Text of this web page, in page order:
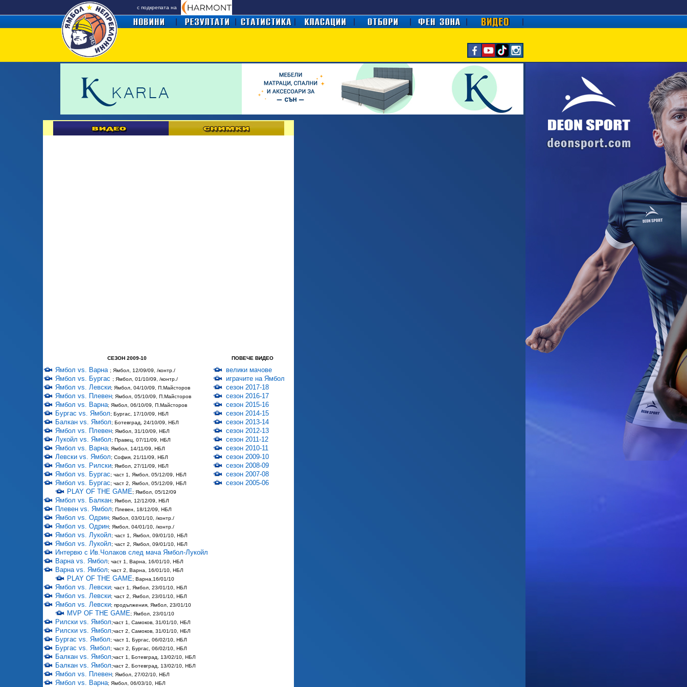
с подкрепата на
СЕЗОН 2009-10
Ямбол vs. Варна ; Ямбол, 12/09/09, /контр./
Ямбол vs. Бургас ; Ямбол, 01/10/09, /контр./
Ямбол vs. Левски; Ямбол, 04/10/09, П.Майсторов
Ямбол vs. Плевен; Ямбол, 05/10/09, П.Майсторов
Ямбол vs. Варна; Ямбол, 06/10/09, П.Майсторов
Бургас vs. Ямбол; Бургас, 17/10/09, НБЛ
Балкан vs. Ямбол; Ботевград, 24/10/09, НБЛ
Ямбол vs. Плевен; Ямбол, 31/10/09, НБЛ
Лукойл vs. Ямбол; Правец, 07/11/09, НБЛ
Ямбол vs. Варна; Ямбол, 14/11/09, НБЛ
Левски vs. Ямбол; София, 21/11/09, НБЛ
Ямбол vs. Рилски; Ямбол, 27/11/09, НБЛ
Ямбол vs. Бургас; част 1, Ямбол, 05/12/09, НБЛ
Ямбол vs. Бургас; част 2, Ямбол, 05/12/09, НБЛ
PLAY OF THE GAME; Ямбол, 05/12/09
Ямбол vs. Балкан; Ямбол, 12/12/09, НБЛ
Плевен vs. Ямбол; Плевен, 18/12/09, НБЛ
Ямбол vs. Одрин; Ямбол, 03/01/10, /контр./
Ямбол vs. Одрин; Ямбол, 04/01/10, /контр./
Ямбол vs. Лукойл; част 1, Ямбол, 09/01/10, НБЛ
Ямбол vs. Лукойл; част 2, Ямбол, 09/01/10, НБЛ
Интервю с Ив.Чолаков след мача Ямбол-Лукойл
Варна vs. Ямбол; част 1, Варна, 16/01/10, НБЛ
Варна vs. Ямбол; част 2, Варна, 16/01/10, НБЛ
PLAY OF THE GAME; Варна,16/01/10
Ямбол vs. Левски; част 1, Ямбол, 23/01/10, НБЛ
Ямбол vs. Левски; част 2, Ямбол, 23/01/10, НБЛ
Ямбол vs. Левски; продължения, Ямбол, 23/01/10
MVP OF THE GAME; Ямбол, 23/01/10
Рилски vs. Ямбол;част 1, Самоков, 31/01/10, НБЛ
Рилски vs. Ямбол;част 2, Самоков, 31/01/10, НБЛ
Бургас vs. Ямбол; част 1, Бургас, 06/02/10, НБЛ
Бургас vs. Ямбол; част 2, Бургас, 06/02/10, НБЛ
Балкан vs. Ямбол;част 1, Ботевград, 13/02/10, НБЛ
Балкан vs. Ямбол;част 2, Ботевград, 13/02/10, НБЛ
Ямбол vs. Плевен; Ямбол, 27/02/10, НБЛ
Ямбол vs. Варна; Ямбол, 06/03/10, НБЛ
ПОВЕЧЕ ВИДЕО
велики мачове
играчите на Ямбол
сезон 2017-18
сезон 2016-17
сезон 2015-16
сезон 2014-15
сезон 2013-14
сезон 2012-13
сезон 2011-12
сезон 2010-11
сезон 2009-10
сезон 2008-09
сезон 2007-08
сезон 2005-06